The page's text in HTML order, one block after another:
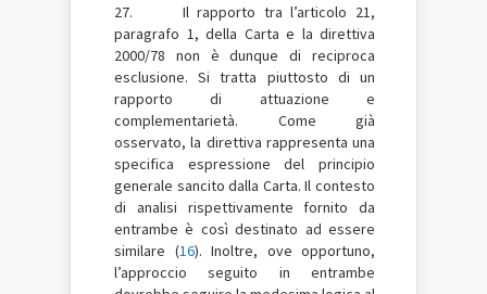
27. Il rapporto tra l’articolo 21,
paragrafo 1, della Carta e la direttiva
2000/78 non è dunque di reciproca
esclusione. Si tratta piuttosto di un
rapporto di attuazione e
complementarietà. Come già
osservato, la direttiva rappresenta una
specifica espressione del principio
generale sancito dalla Carta. Il contesto
di analisi rispettivamente fornito da
entrambe è così destinato ad essere
similare (16). Inoltre, ove opportuno,
l’approccio seguito in entrambe